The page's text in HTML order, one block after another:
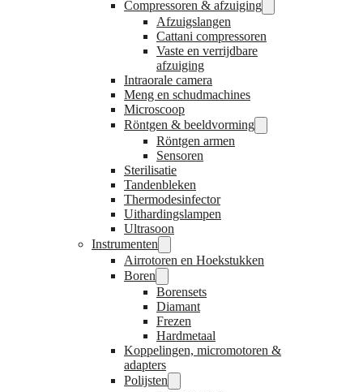
Compressoren & afzuiging
Afzuigslangen
Cattani compressoren
Vaste en verrijdbare
afzuiging
Intraorale camera
Meng en schudmachines
Microscoop
Röntgen & beeldvorming
Röntgen armen
Sensoren
Sterilisatie
Tandenbleken
Thermodesinfector
Uithardingslampen
Ultrasoon
Instrumenten
Airrotoren en Hoekstukken
Boren
Borensets
Diamant
Frezen
Hardmetaal
Koppelingen, micromotoren &
adapters
Polijsten